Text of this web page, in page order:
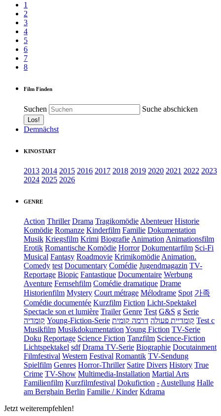
1
2
3
4
5
6
7
8
Film Finden
Suchen Suche abschicken
Demnächst
KINOSTART
2013 2014 2015 2016 2017 2018 2019 2020 2021 2022 2023
2024 2025 2026
GENRE
Action Thriller Drama Tragikomödie Abenteuer Historie
Komödie Romanze Kinderfilm Familie Dokumentation
Musik Kriegsfilm Krimi Biografie Animation Animationsfilm
Erotik Romantische Komödie Horror Dokumentarfilm Sci-Fi
Musical Fantasy Roadmovie Krimikomödie Animation.
Comedy test Documentary Comédie Jugendmagazin TV-
Reportage Biopic Fantastique Documentaire Werbung
Aventure Fernsehfilm Comédie dramatique Drame
Historienfilm Mystery Court métrage Mélodrame Spot 가족
Comédie documentée Kurzfilm Fiction Licht-Spektakel
Spectacle son et lumière Trailer Genre Test G&S g Serie
קומדיה Young-Fiction-Serie קומדיית פעולה דרמה קומית
Test c
Musikfilm Musikdokumentation Young Fiction TV-Serie
Doku Reportage Science Fiction Tanzfilm Science-Fiction
Lichtspektakel sdf Drama TV-Serie Biographie Docutainment
Filmfestival Western Festival Romantik TV-Sendung
Spielfilm Genres Horror-Thriller Satire Divers History True
Crime TV-Show Multimedia-Installation Martial Arts
Familienfilm Kurzfilmfestival Dokufiction - Austellung Halle
am Berghain Berlin Familie / Kinder Kdrama
Jetzt weiterempfehlen!